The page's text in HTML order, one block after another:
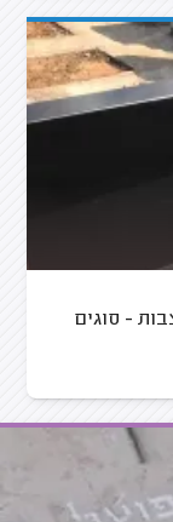
- סוגים